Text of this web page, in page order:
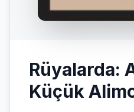
Rüyalarda:
Küçük